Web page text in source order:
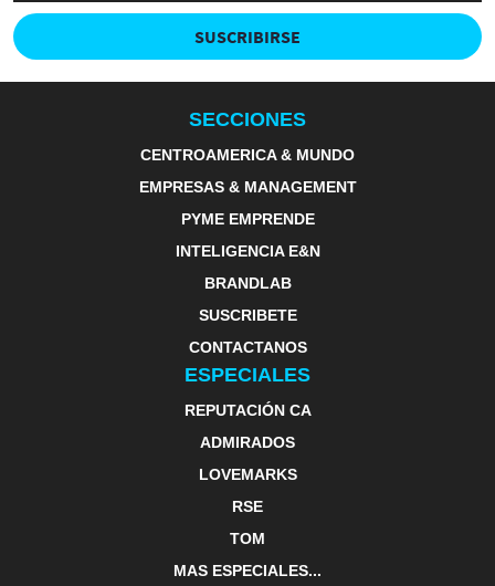
SUSCRIBIRSE
SECCIONES
CENTROAMERICA & MUNDO
EMPRESAS & MANAGEMENT
PYME EMPRENDE
INTELIGENCIA E&N
BRANDLAB
SUSCRIBETE
CONTACTANOS
ESPECIALES
REPUTACIÓN CA
ADMIRADOS
LOVEMARKS
RSE
TOM
MAS ESPECIALES...